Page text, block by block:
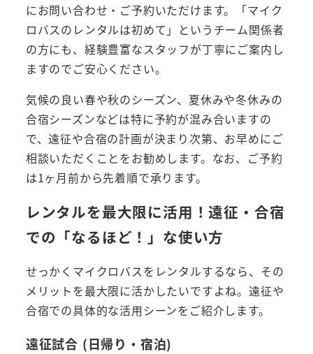
にお問い合わせ・ご予約いただけます。「マイク
ロバスのレンタルは初めて」というチーム関係者
の方にも、経験豊富なスタッフが丁寧にご案内し
ますのでご安心ください。
気候の良い春や秋のシーズン、夏休みや冬休みの
合宿シーズンなどは特に予約が混み合いますの
で、遠征や合宿の計画が決まり次第、お早めにご
相談いただくことをお勧めします。なお、ご予約
は1ヶ月前から先着順で承ります。
レンタルを最大限に活用！遠征・合宿
での「なるほど！」な使い方
せっかくマイクロバスをレンタルするなら、その
メリットを最大限に活かしたいですよね。遠征や
合宿での具体的な活用シーンをご紹介します。
遠征試合 (日帰り・宿泊)